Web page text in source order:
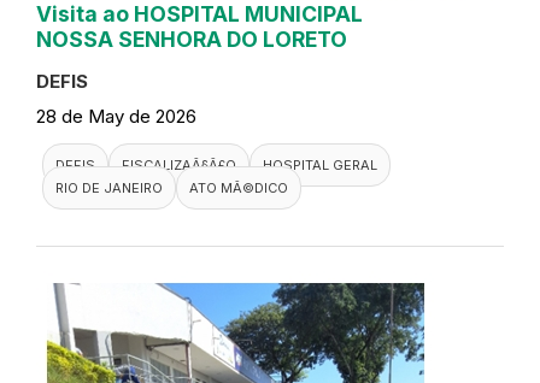
Visita ao HOSPITAL MUNICIPAL
NOSSA SENHORA DO LORETO
DEFIS
28 de May de 2026
DEFIS FISCALIZAÃ§Ã£O
HOSPITAL GERAL
RIO DE JANEIRO
ATO MÃ©DICO